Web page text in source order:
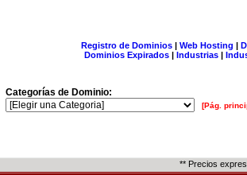
Registro de Dominios| Web Hosting |
Dominios Expirados | Industrias |
Categorías de Dominio:
[Pág.
** Precios